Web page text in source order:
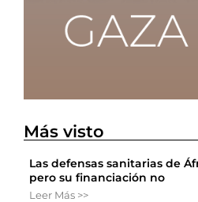
Más visto
Las defensas sanitarias de
pero su financiación no
Leer Más >>